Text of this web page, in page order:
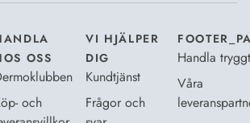
OSS
och
VI HJÄLPER
DIG
Kundtjänst
Frågor och
Handla tryggt
Våra